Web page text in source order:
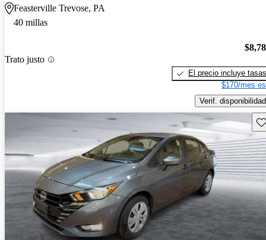
Feasterville Trevose, PA
40 millas
Trato justo
El precio incluye tasas
$170/mes
Verif. disponibilidad